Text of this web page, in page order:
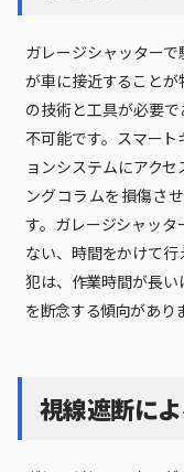
ガレージシャッター
が車に接近すること
の技術と工具が必要
不可能です。スマー
ョンシステムにアク
ングコラムを損傷さ
す。ガレージシャッ
ない、時間をかけて
犯は、作業時間が長
を断念する傾向があり
視線遮断に